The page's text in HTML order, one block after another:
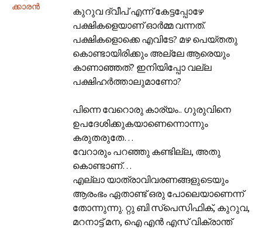
ക്കാരന്‍
കുറുവ ദ്വീപ് എന്ന് കേട്ടപ്പോഴേ
പക്ഷികളെയാണ് ഓര്‍മ്മ വന്നത്.
പക്ഷികളൊക്കെ എവിടേ? മഴ പെയ്തതു
കൊണ്ടായിരിക്കും അല്ലേ ആരെയും
കാണാഞ്ഞത്? ഇനിയിപ്പോ വല്ല
പക്ഷിഹര്‍ത്താലുമാണോ?
പിന്നെ വേറൊരു കാര്യം.. ഗുരുവിനെ
ഉപദേശിക്കുകയാണെന്നൊന്നും
കരുതരുതേ…
വേറാരും പറഞ്ഞു കണ്ടില്ല, അതു
കൊണ്ടാണ്…
എല്ലാ യാത്രാവിവരണങ്ങളുടെയും
ആരംഭം ഏതാണ്ട് ഒരു പോലെയാണെന്ന്
തോന്നുന്നു. റ്റു ബി സ്പെസിഫിക്, കുറുവ,
മറനാട്ട് മന, ഐ എന്‍ എസ് വിക്രാന്ത്